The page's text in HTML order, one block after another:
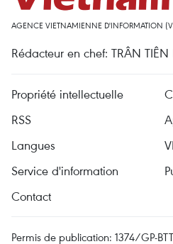
AGENCE VIETNAMIENNE D'INFORMATION
Rédacteur en chef: TRÂN TIÊN
Propriété intellectuelle
RSS
Langues
Service d'information
Contact
Permis de publication: 1374/GP-